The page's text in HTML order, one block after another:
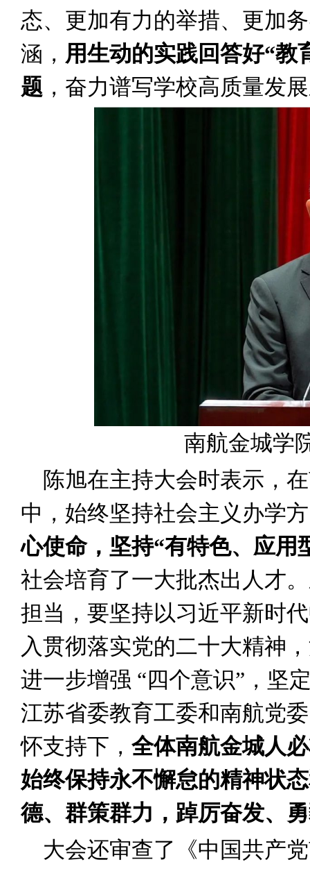
态、更加有力的举措、更加
涵， 用生动的实践回答好“教
题，奋力谱写学校高质量发
南航金城学
陈旭在主持大会时表示，
中，始终坚持社会主义办学
心使命，坚持“有特色、应用
社会培育了一大批杰出人才
担当，要坚持以习近平新时
入贯彻落实党的二十大精神
进一步增强 “四个意识”，坚
江苏省委教育工委和南航党
怀支持下， 全体南航金城人
始终保持永不懈怠的精神状
德、群策群力，踔厉奋发、
大会还审查了《中国共产